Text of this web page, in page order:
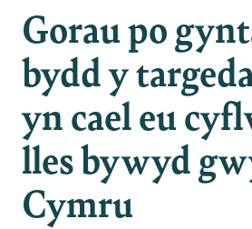
Gorau po
bydd y
yn cael eu
lles bywyd
Cymru